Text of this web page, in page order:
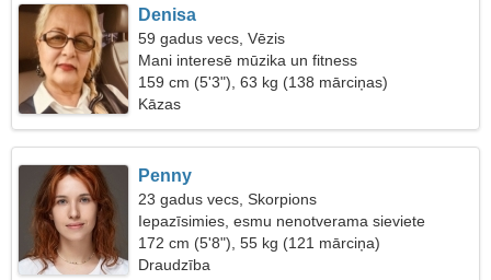
Denisa
59 gadus vecs, Vēzis
Mani interesē mūzika un fitness
159 cm (5'3"), 63 kg (138 mārciņas)
Kāzas
Penny
23 gadus vecs, Skorpions
Iepazīsimies, esmu nenotverama sieviete
172 cm (5'8"), 55 kg (121 mārciņa)
Draudzība